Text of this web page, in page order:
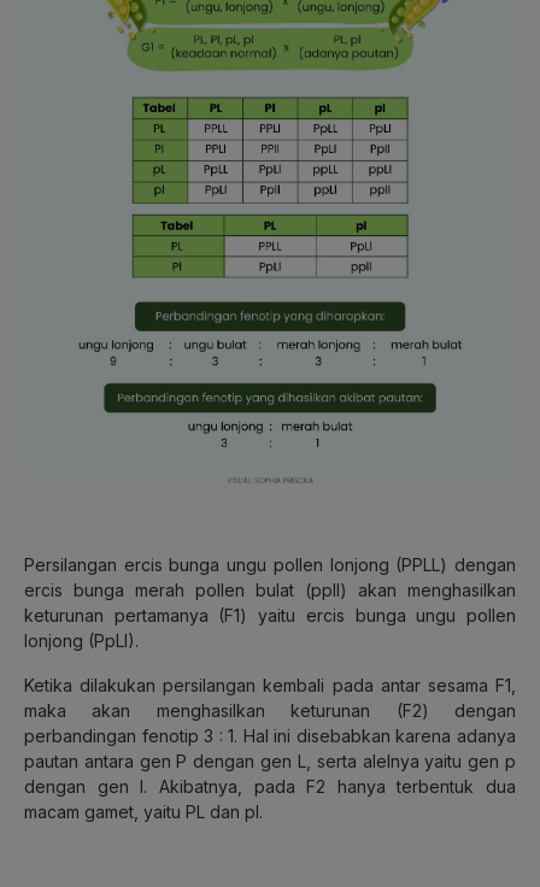
Persilangan ercis bunga ungu pollen lonjong (PPLL) dengan
ercis bunga merah pollen bulat (ppll) akan menghasilkan
keturunan pertamanya (F1) yaitu ercis bunga ungu pollen
lonjong (PpLl).
Ketika dilakukan persilangan kembali pada antar sesama F1,
maka akan menghasilkan keturunan (F2) dengan
perbandingan fenotip 3 : 1. Hal ini disebabkan karena adanya
pautan antara gen P dengan gen L, serta alelnya yaitu gen p
dengan gen l. Akibatnya, pada F2 hanya terbentuk dua
macam gamet, yaitu PL dan pl.